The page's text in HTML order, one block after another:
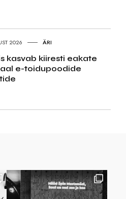
2026 ÄRI
kasvab kiiresti eakate
e-toidupoodide